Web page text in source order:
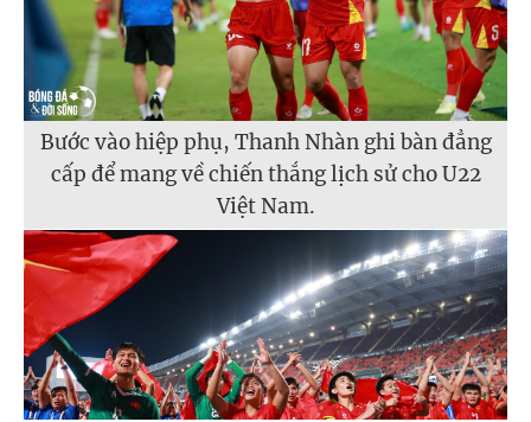
Bước vào hiệp phụ, Thanh Nhàn ghi bàn đẳng
cấp để mang về chiến thắng lịch sử cho U22
Việt Nam.